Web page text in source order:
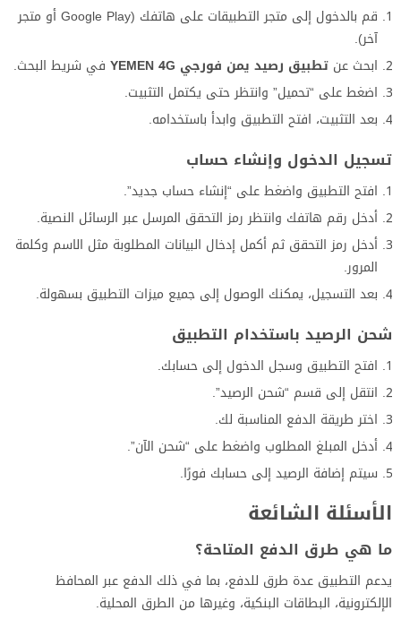
قم بالدخول إلى متجر التطبيقات على هاتفك (Google Play أو متجر
آخر).
ابحث عن تطبيق رصيد يمن فورجي YEMEN 4G
في شريط البحث.
اضغط على “تحميل” وانتظر حتى يكتمل التثبيت.
بعد التثبيت، افتح التطبيق وابدأ باستخدامه.
تسجيل الدخول وإنشاء حساب
افتح التطبيق واضغط على “إنشاء حساب جديد”.
أدخل رقم هاتفك وانتظر رمز التحقق المرسل عبر الرسائل النصية.
أدخل رمز التحقق ثم أكمل إدخال البيانات المطلوبة مثل الاسم وكلمة
المرور.
بعد التسجيل، يمكنك الوصول إلى جميع ميزات التطبيق بسهولة.
شحن الرصيد باستخدام التطبيق
افتح التطبيق وسجل الدخول إلى حسابك.
انتقل إلى قسم “شحن الرصيد”.
اختر طريقة الدفع المناسبة لك.
أدخل المبلغ المطلوب واضغط على “شحن الآن”.
سيتم إضافة الرصيد إلى حسابك فورًا.
الأسئلة الشائعة
ما هي طرق الدفع المتاحة؟
يدعم التطبيق عدة طرق للدفع، بما في ذلك الدفع عبر المحافظ
الإلكترونية، البطاقات البنكية، وغيرها من الطرق المحلية.